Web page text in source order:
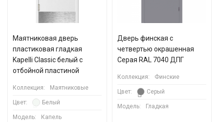
Маятниковая дверь
пластиковая гладкая
Kapelli Classic белый с
отбойной пластиной
Коллекция: Маятниковые
Цвет: Белый
Модель: Капель
Дверь финская с
четвертью окрашенная
Серая RAL 7040 ДПГ
Коллекция: Финские
Цвет: Серый
Модель: Гладкая